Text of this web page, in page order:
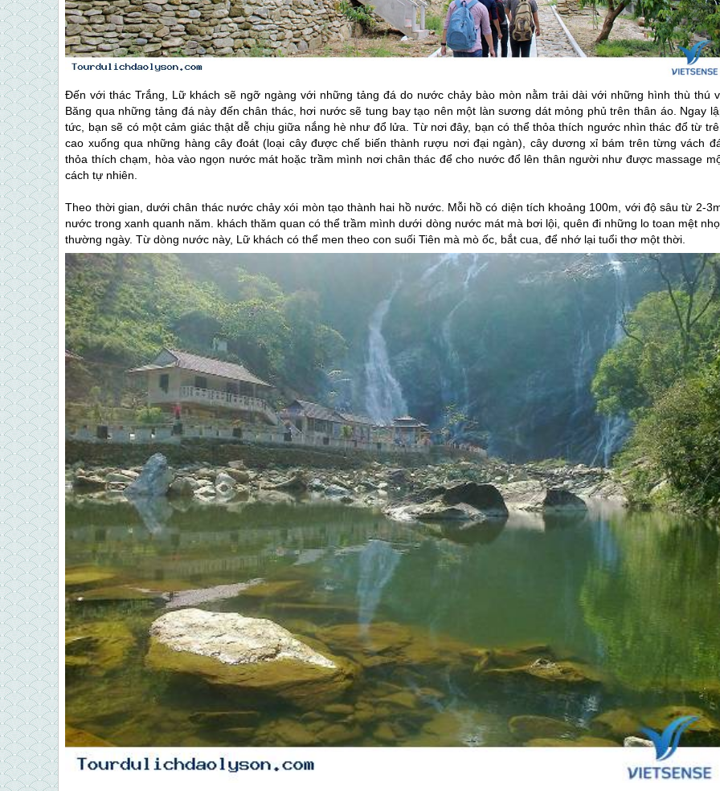
Đến với thác Trắng, Lữ khách sẽ ngỡ ngàng với những tảng đá do nước chảy bào mòn nằm trải dài với những hình thù thú
Băng qua những tảng đá này đến chân thác, hơi nước sẽ tung bay tạo nên một làn sương dát mỏng phủ trên thân áo. Ngay
tức, bạn sẽ có một cảm giác thật dễ chịu giữa nắng hè như đổ lửa. Từ nơi đây, bạn có thể thỏa thích ngước nhìn thác đổ từ
cao xuống qua những hàng cây đoát (loại cây được chế biến thành rượu nơi đại ngàn), cây dương xỉ bám trên từng vách
thỏa thích chạm, hòa vào ngọn nước mát hoặc trầm mình nơi chân thác để cho nước đổ lên thân người như được massage
cách tự nhiên.
Theo thời gian, dưới chân thác nước chảy xói mòn tạo thành hai hồ nước. Mỗi hồ có diện tích khoảng 100m, với độ sâu từ 2-
nước trong xanh quanh năm. khách thăm quan có thể trầm mình dưới dòng nước mát mà bơi lội, quên đi những lo toan mệt
thường ngày. Từ dòng nước này, Lữ khách có thể men theo con suối Tiên mà mò ốc, bắt cua, để nhớ lại tuổi thơ một thời.